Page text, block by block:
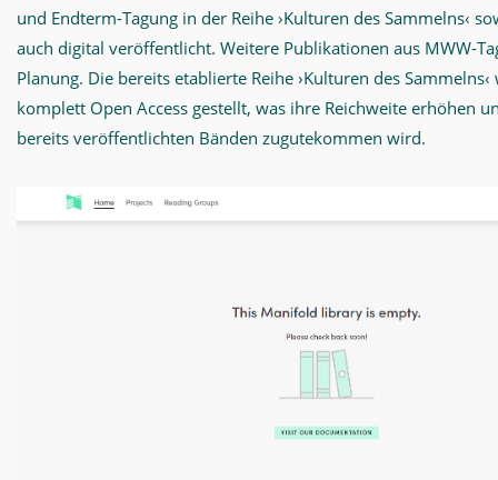
und Endterm-Tagung in der Reihe ›Kulturen des Sammelns‹
auch digital veröffentlicht. Weitere Publikationen aus MWW-
Planung. Die bereits etablierte Reihe ›Kulturen des
komplett Open Access gestellt, was ihre Reichweite erhöhen
bereits veröffentlichten Bänden zugutekommen wird.